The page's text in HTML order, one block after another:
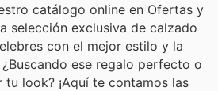
catálogo online en Ofertas y
selección exclusiva de calzado
con el mejor estilo y la
ese regalo perfecto o
tu look? ¡Aquí te contamos las